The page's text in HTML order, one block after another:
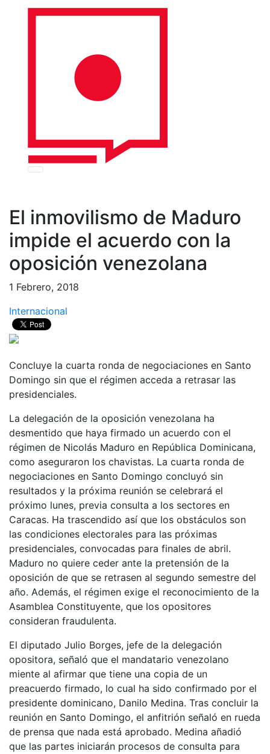
El inmovilismo de Maduro
impide el acuerdo con la
oposición venezolana
1 Febrero, 2018
Internacional
Concluye la cuarta ronda de negociaciones en Santo
Domingo sin que el régimen acceda a retrasar las
presidenciales.
La delegación de la oposición venezolana ha
desmentido que haya firmado un acuerdo con el
régimen de Nicolás Maduro en República Dominicana,
como aseguraron los chavistas. La cuarta ronda de
negociaciones en Santo Domingo concluyó sin
resultados y la próxima reunión se celebrará el
próximo lunes, previa consulta a los sectores en
Caracas. Ha trascendido así que los obstáculos son
las condiciones electorales para las próximas
presidenciales, convocadas para finales de abril.
Maduro no quiere ceder ante la pretensión de la
oposición de que se retrasen al segundo semestre del
año. Además, el régimen exige el reconocimiento de la
Asamblea Constituyente, que los opositores
consideran fraudulenta.
El diputado Julio Borges, jefe de la delegación
opositora, señaló que el mandatario venezolano
miente al afirmar que tiene una copia de un
preacuerdo firmado, lo cual ha sido confirmado por el
presidente dominicano, Danilo Medina. Tras concluir la
reunión en Santo Domingo, el anfitrión señaló en rueda
de prensa que nada está aprobado. Medina añadió
que las partes iniciarán procesos de consulta para